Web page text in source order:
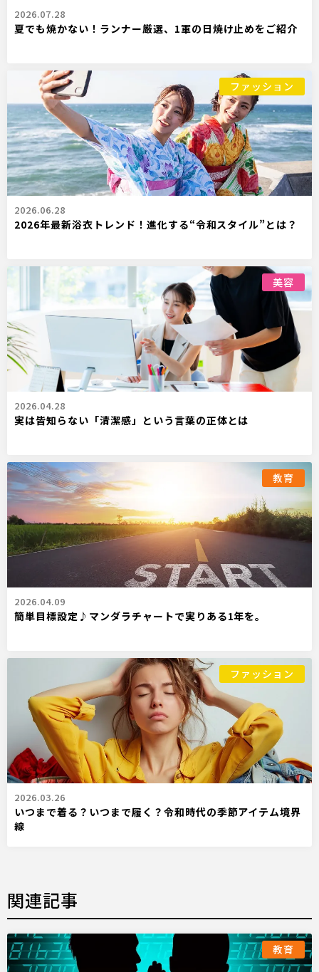
2026.07.28
夏でも焼かない！ランナー厳選、1軍の日焼け止めをご紹介
ファッション
2026.06.28
2026年最新浴衣トレンド！進化する“令和スタイル”とは？
美容
2026.04.28
実は皆知らない「清潔感」という言葉の正体とは
教育
2026.04.09
簡単目標設定♪マンダラチャートで実りある1年を。
ファッション
2026.03.26
いつまで着る？いつまで履く？令和時代の季節アイテム境界
線
関連記事
教育